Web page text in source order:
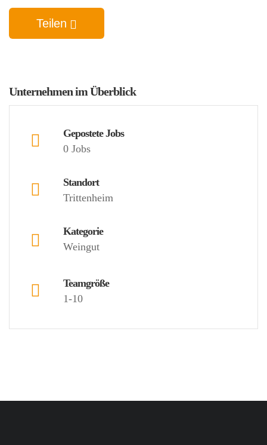
Teilen
Unternehmen im Überblick
Gepostete Jobs
0 Jobs
Standort
Trittenheim
Kategorie
Weingut
Teamgröße
1-10